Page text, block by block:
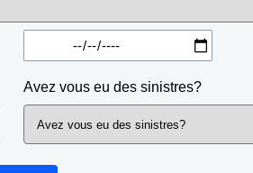
Avez vous eu des sinistres?